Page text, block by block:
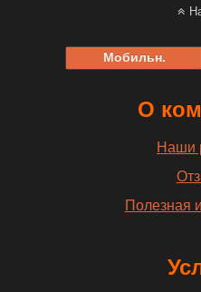
Мобильн.
О
Наши
Полезная